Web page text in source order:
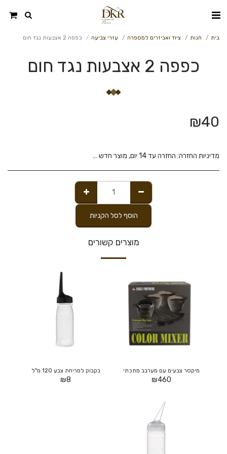
בית חנות ציוד ואביזרים למספרה עזרי צביעה כפפה 2 אצבעות נגד חום
כפפה 2 אצבעות נגד חום
₪40
מדיניות החזרה: החזרה עד 14 יום, מוצר חדש בלבד כל עוד הוא ללא פגע ובאריזתו המקורית.
הוסף לסל הקניות
מוצרים קשורים
מיקסר צבעים עם מערבב מתכתי
₪460
בקבוק למריחת צבע 120 מ"ל
₪8